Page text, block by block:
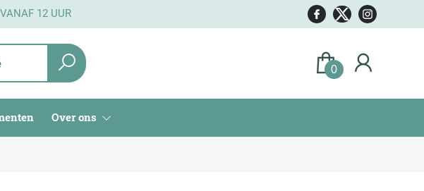
12 UUR
0
Over ons